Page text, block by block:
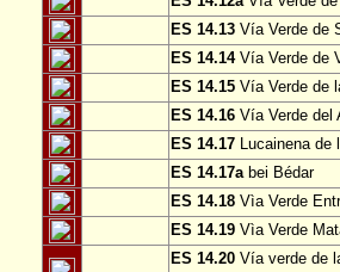
ES 14.13 Vía Verde de
ES 14.14Vía Verde de
ES 14.15 Vía Verde de
ES 14.16 Vía Verde del
ES 14.17 Lucainena de
ES 14.17abei Bédar
ES 14.18 Vìa Verde
ES 14.19 Vìa Verde
ES 14.20 Vía verde de